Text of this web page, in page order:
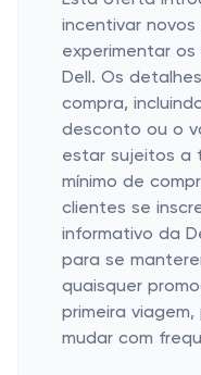
incentivar
experimentar
Dell. Os
compra,
desconto ou o
estar sujeitos a
mínimo de
clientes se
informativo da
para se
quaisquer
primeira
mudar com